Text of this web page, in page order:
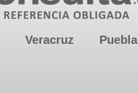
Veracruz Puebla